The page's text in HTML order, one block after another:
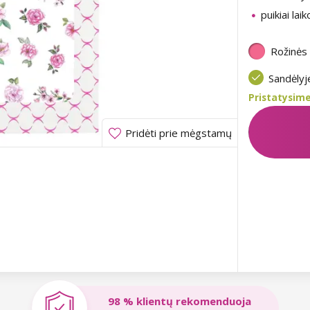
Pridėti prie mėgstamų
puikiai
Rožinės
98 % klientų rekomenduoja